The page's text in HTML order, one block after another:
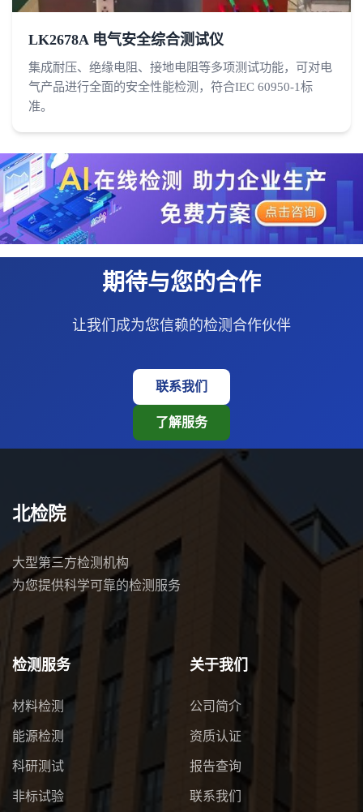
LK2678A 电气安全综合测试仪
集成耐压、绝缘电阻、接地电阻等多项测试功能，可对电
气产品进行全面的安全性能检测，符合IEC 60950-1标
准。
期待与您的合作
让我们成为您信赖的检测合作伙伴
联系我们
了解服务
北检院
大型第三方检测机构
为您提供科学可靠的检测服务
检测服务
材料检测
能源检测
科研测试
非标试验
关于我们
公司简介
资质认证
报告查询
联系我们